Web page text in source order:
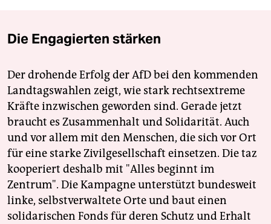
Die Engagierten stärken
Der drohende Erfolg der AfD bei den kommenden
Landtagswahlen zeigt, wie stark rechtsextreme
Kräfte inzwischen geworden sind. Gerade jetzt
braucht es Zusammenhalt und Solidarität. Auch
und vor allem mit den Menschen, die sich vor Ort
für eine starke Zivilgesellschaft einsetzen. Die taz
kooperiert deshalb mit "Alles beginnt im
Zentrum". Die Kampagne unterstützt bundesweit
linke, selbstverwaltete Orte und baut einen
solidarischen Fonds für deren Schutz und Erhalt